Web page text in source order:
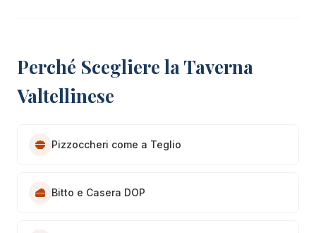
Perché Scegliere la Taverna
Valtellinese
Pizzoccheri come a Teglio
Bitto e Casera DOP